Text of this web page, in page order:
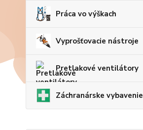
Práca vo výškach
Vyprošťovacie nástroje
Pretlakové ventilátory
Záchranárske vybavenie